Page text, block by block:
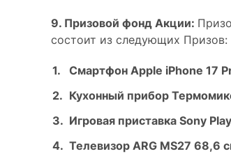
9. Призовой фонд Акции:
состоит из следующих Призов:
Смартфон Apple iPhone 17
Кухонный прибор
Игровая приставка Sony
Телевизор ARG MS27 68,6